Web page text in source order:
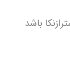
باشد